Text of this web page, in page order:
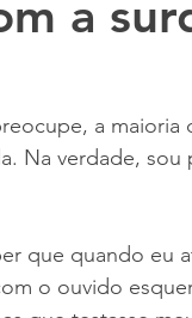
a
a maioria
Na verdade, sou
que quando eu
o ouvido